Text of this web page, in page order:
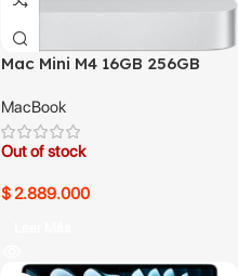
Mac Mini M4 16GB 256GB
MacBook
Out of stock
$2.889.000